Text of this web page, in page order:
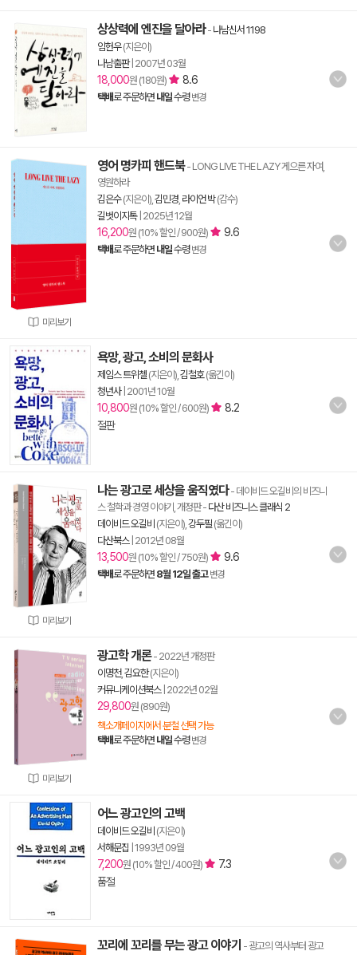
상상력에 엔진을 달아라- 나남신서 1198
임헌우(지은이)
나남출판| 2007년 03월
18,000원 (180원) 8.6
택배로 주문하면 내일수령 변경
미리보기
영어 명카피 핸드북- LONG LIVE THE LAZY 게으른 자여,
영원하라
김은수(지은이), 김민경 라이언 박(감수)
길벗이지톡| 2025년 12월
16,200원 (10% 할인 / 900원) 9.6
택배로 주문하면 내일수령 변경
욕망, 광고, 소비의 문화사
제임스 트위첼 (지은이), 김철호(옮긴이)
청년사| 2001년 10월
10,800원 (10% 할인 / 600원)
8.2
절판
미리보기
나는 광고로 세상을 움직였다- 데이비드 오길비의 비즈니
스 철학과 경영 이야기, 개정판- 다산 비즈니스 클래식 2
데이비드 오길비 (지은이), 강두필 (옮긴이)
다산북스| 2012년 08월
13,500원 (10% 할인 / 750원) 9.6
택배로 주문하면 8월 12일 출고 변경
미리보기
광고학 개론- 2022년 개정판
이명천, 김요한(지은이)
커뮤니케이션북스| 2022년 02월
29,800원 (890원)
책소개페이지에서 분철 선택 가능
택배로 주문하면 내일수령 변경
어느 광고인의 고백
데이비드 오길비 (지은이)
서해문집 1993년 09월
7,200원 (10% 할인 / 400원)
7.3
품절
꼬리에 꼬리를 무는 광고 이야기 - 광고의 역사부터 광고